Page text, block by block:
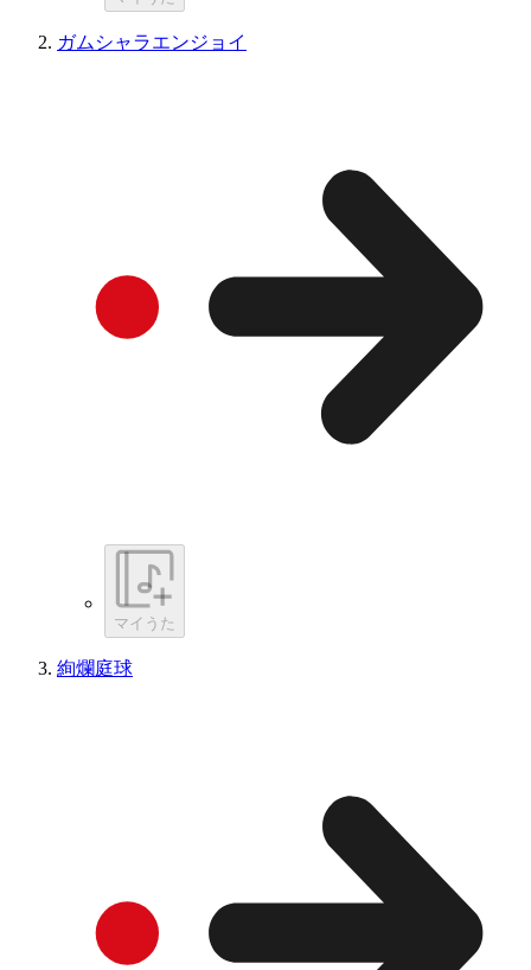
ガムシャラエンジョイ
マイうた
絢爛庭球